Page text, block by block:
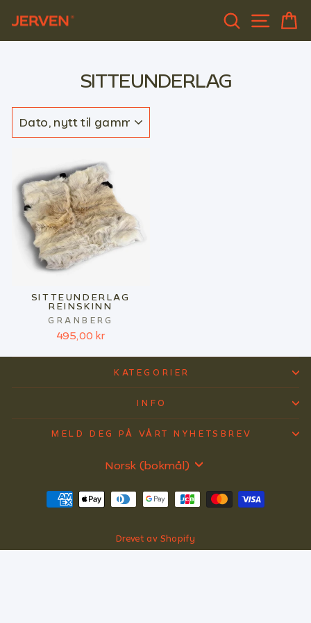
SØK
SITTEUNDERLAG
SITTEUNDERLAG
REINSKINN
GRANBERG
495,00 kr
KATEGORIER
INFO
MELD DEG PÅ VÅRT NYHETSBREV
SPRÅK
Norsk (bokmål)
Drevet av Shopify